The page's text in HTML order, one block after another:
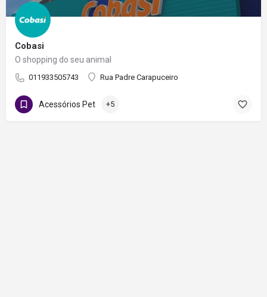
Cobasi
O shopping do seu animal
011933505743 Rua Padre Carapuceiro
Acessórios Pet +5